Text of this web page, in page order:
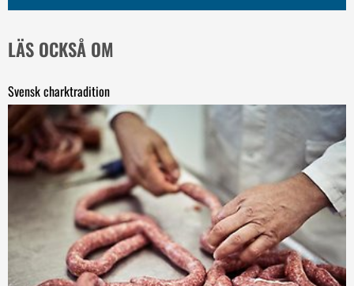
LÄS OCKSÅ OM
Svensk charktradition